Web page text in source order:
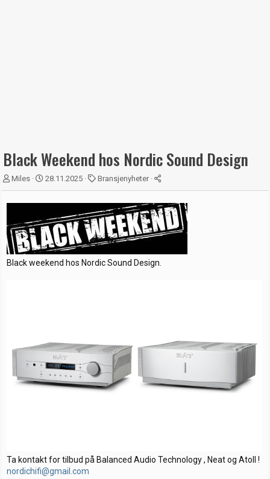
Black Weekend hos Nordic Sound Design
T
r
t
a
r
t
Miles
S
t
t
d
a
t
o
28.11.2025
K
a
e
g
o
r
i
Bransjenyheter
Black weekend hos Nordic Sound Design.
Ta kontakt for tilbud på Balanced Audio Technology , Neat og Atoll !
nordichifi@gmail.com